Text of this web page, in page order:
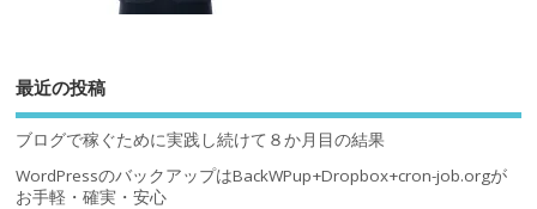
最近の投稿
ブログで稼ぐために実践し続けて８か月目の結果
WordPressのバックアップはBackWPup+Dropbox+cron-job.orgが
お手軽・確実・安心